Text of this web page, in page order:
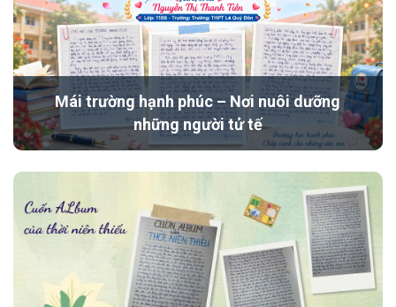
Mái trường hạnh phúc – Nơi nuôi dưỡng
những người tử tế